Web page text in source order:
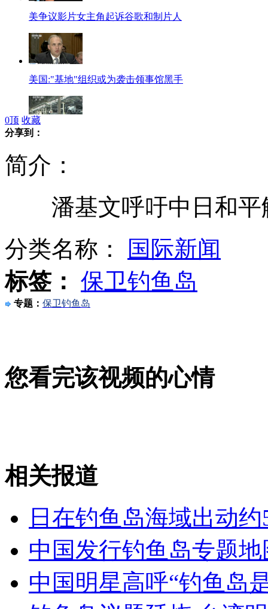
美争议影片女主角起诉谷歌和制片人
美国:"基地"组织或为袭击领事馆黑手
南京军区:地空实弹演练提升作战能力
深圳自闭症儿童被停课后从五楼跳下
女孩北京地铁殴打老人 痛下狠手拳打脚踢
无痛分娩是否安全 医生回应
外交部：反对强权政治霸凌主义
外交部：有关国家言论片面不公正
0顶 收藏
分享到：
简介：
潘基文呼吁中日和平
分类名称：
国际新闻
标签： 保卫钓鱼岛
专题： 保卫钓鱼岛
您看完该视频的心情
相关报道
日在钓鱼岛海域出动
中国发行钓鱼岛专题
中国明星高呼“钓鱼岛